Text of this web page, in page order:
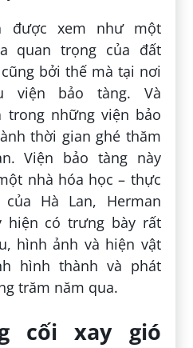
được xem như một
quan trọng của đất
bởi thế mà tại nơi
viện bảo tàng. Và
trong những viện bảo
thời gian ghé thăm
Viện bảo tàng này
nhà hóa học – thực
Hà Lan, Herman
hiện có trưng bày rất
hình ảnh và hiện vật
hình thành và phát
trăm năm qua.
cối xay gió